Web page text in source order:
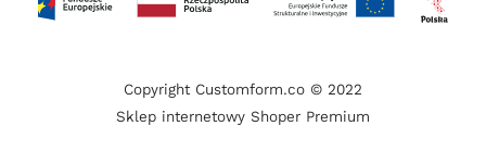
Sklep internetowy Shoper Premium
Copyright Customform.co © 2022